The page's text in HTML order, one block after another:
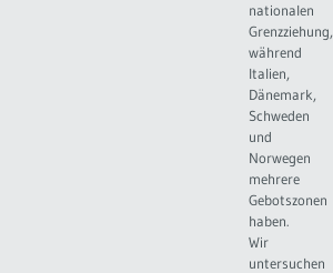
nationalen
Grenzziehung,
während
Italien,
Dänemark,
Schweden
und
Norwegen
mehrere
Gebotszonen
haben.
Wir
untersuchen